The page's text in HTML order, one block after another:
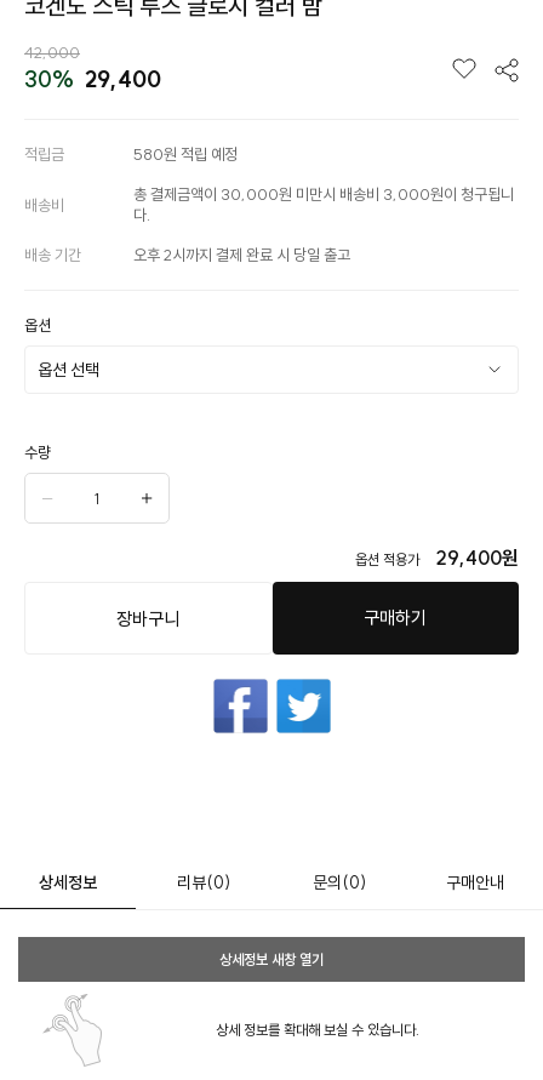
42,000
30% 29,400
적립금 580원 적립 예정
배송비
총 결제금액이 30,000원 미만시 배송비 3,000원이 청구됩니
다.
배송 기간 오후 2시까지 결제 완료 시 당일 출고
옵션
수량
옵션 적용가 29,400원
장바구니 구매하기
상세정보 리뷰(0) 문의 (0) 구매안내
상세정보 새창 열기
상세 정보를 확대해 보실 수 있습니다.